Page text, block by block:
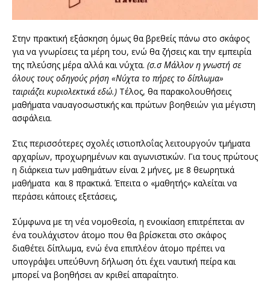
Στην πρακτική εξάσκηση όμως θα βρεθείς πάνω στο σκάφος
για να γνωρίσεις τα μέρη του, ενώ θα ζήσεις και την εμπειρία
της πλεύσης μέρα αλλά και νύχτα. (σ.σ Μάλλον η γνωστή σε
όλους τους οδηγούς ρήση «Νύχτα το πήρες το δίπλωμα»
ταιριάζει κυριολεκτικά εδώ.) Τέλος, θα παρακολουθήσεις
μαθήματα ναυαγοσωστικής και πρώτων βοηθειών για μέγιστη
ασφάλεια.
Στις περισσότερες σχολές ιστιοπλοΐας λειτουργούν τμήματα
αρχαρίων, προχωρημένων και αγωνιστικών. Για τους πρώτους
η διάρκεια των μαθημάτων είναι 2 μήνες, με 8 θεωρητικά
μαθήματα και 8 πρακτικά. Έπειτα ο «μαθητής» καλείται να
περάσει κάποιες εξετάσεις,
Σύμφωνα με τη νέα νομοθεσία, η ενοικίαση επιτρέπεται αν
ένα τουλάχιστον άτομο που θα βρίσκεται στο σκάφος
διαθέτει δίπλωμα, ενώ ένα επιπλέον άτομο πρέπει να
υπογράψει υπεύθυνη δήλωση ότι έχει ναυτική πείρα και
μπορεί να βοηθήσει αν κριθεί απαραίτητο.